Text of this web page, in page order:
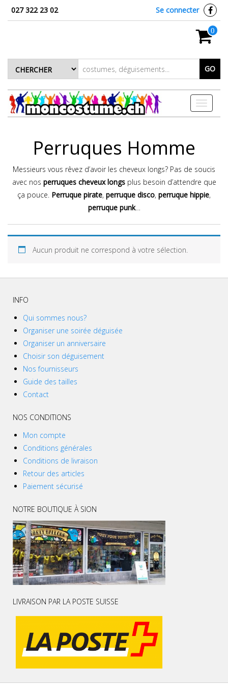
027 322 23 02 Se connecter
0
GO
Toggle
Perruques Homme
Messieurs vous rêvez d’avoir les cheveux longs? Pas de soucis
avec nos perruques cheveux longsplus besoin d’attendre que
ça pouce. Perruque pirate, perruque disco, perruque hippie,
perruque punk…
Aucun produit ne correspond à votre sélection.
INFO
Qui sommes nous?
Organiser une soirée déguisée
Organiser un anniversaire
Choisir son déguisement
Nos fournisseurs
Guide des tailles
Contact
NOS CONDITIONS
Mon compte
Conditions générales
Conditions de livraison
Retour des articles
Paiement sécurisé
NOTRE BOUTIQUE À SION
LIVRAISON PAR LA POSTE SUISSE